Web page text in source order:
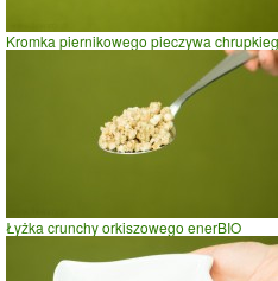
Kromka piernikowego pieczywa
Łyżka crunchy orkiszowego enerBIO